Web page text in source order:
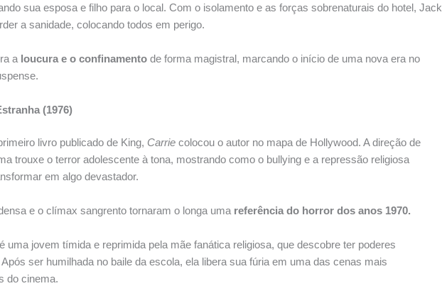
sua esposa e filho para o local. Com o isolamento e as forças sobrenaturais do hotel, Jack
a sanidade, colocando todos em perigo.
a loucura e o confinamento de forma magistral, marcando o início de uma nova era no
(1976)
livro publicado de King, Carrie colocou o autor no mapa de Hollywood. A direção de
trouxe o terror adolescente à tona, mostrando como o bullying e a repressão religiosa
em algo devastador.
e o clímax sangrento tornaram o longa uma referência do horror dos anos 1970.
uma jovem tímida e reprimida pela mãe fanática religiosa, que descobre ter poderes
ser humilhada no baile da escola, ela libera sua fúria em uma das cenas mais
do cinema.